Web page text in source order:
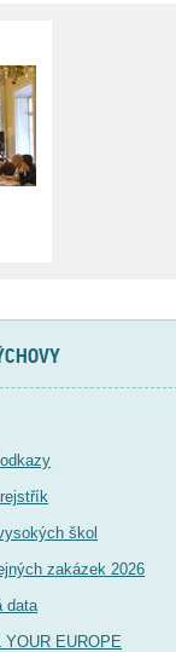
škol
zakázek 2026
data
YOUR EUROPE